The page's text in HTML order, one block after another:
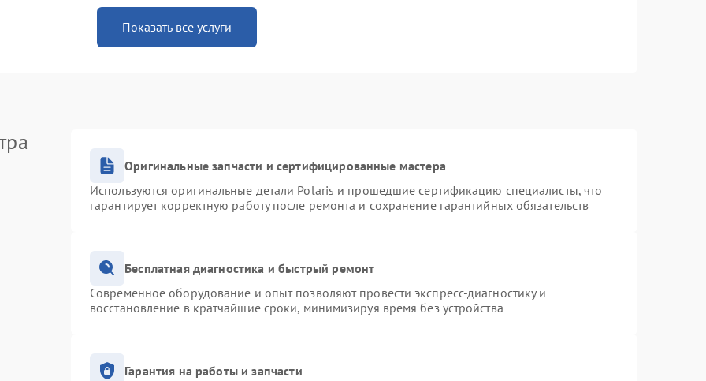
Показать все услуги
Оригинальные запчасти и сертифицированные мастера
Используются оригинальные детали Polaris и прошедшие сертификацию специалисты, что
гарантирует корректную работу после ремонта и сохранение гарантийных обязательств
Бесплатная диагностика и быстрый ремонт
Современное оборудование и опыт позволяют провести экспресс-диагностику и
восстановление в кратчайшие сроки, минимизируя время без устройства
Гарантия на работы и запчасти